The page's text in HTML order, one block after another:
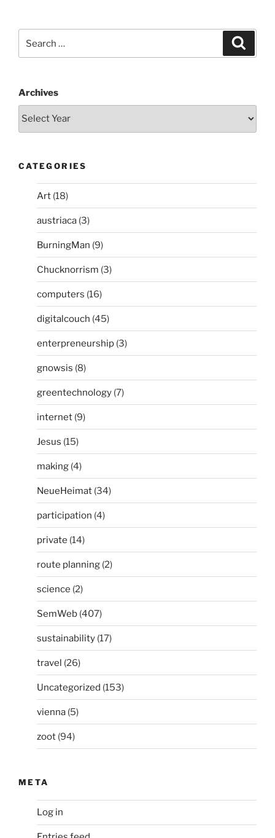
for:
Archives
CATEGORIES
Art (18)
austriaca (3)
BurningMan (9)
Chucknorrism (3)
computers (16)
digitalcouch (45)
enterpreneurship (3)
gnowsis (8)
greentechnology (7)
internet (9)
Jesus (15)
making (4)
NeueHeimat (34)
participation (4)
private (14)
route planning (2)
science (2)
SemWeb (407)
sustainability (17)
travel (26)
Uncategorized (153)
vienna (5)
zoot (94)
META
Log in